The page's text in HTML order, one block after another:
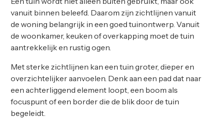
vanuit binnen beleefd. Daarom zijn zichtlijnen vanuit
de woning belangrijk in een goed tuinontwerp. Vanuit
de woonkamer, keuken of overkapping moet de tuin
aantrekkelijk en rustig ogen.
Met sterke zichtlijnen kan een tuin groter, dieper en
overzichtelijker aanvoelen. Denk aan een pad dat naar
een achterliggend element loopt, een boom als
focuspunt of een border die de blik door de tuin
begeleidt.